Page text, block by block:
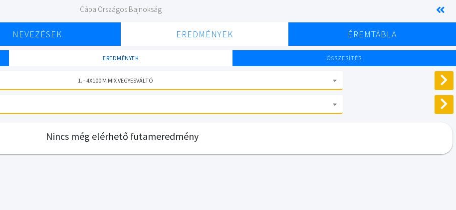
Cápa Országos Bajnokság
NEVEZÉSEK EREDMÉNYEK ÉREMTÁBLA
EREDMÉNYEK ÖSSZESÍTÉS
1. - 4X100 M MIX VEGYESVÁLTÓ
Nincs még elérhető futameredmény